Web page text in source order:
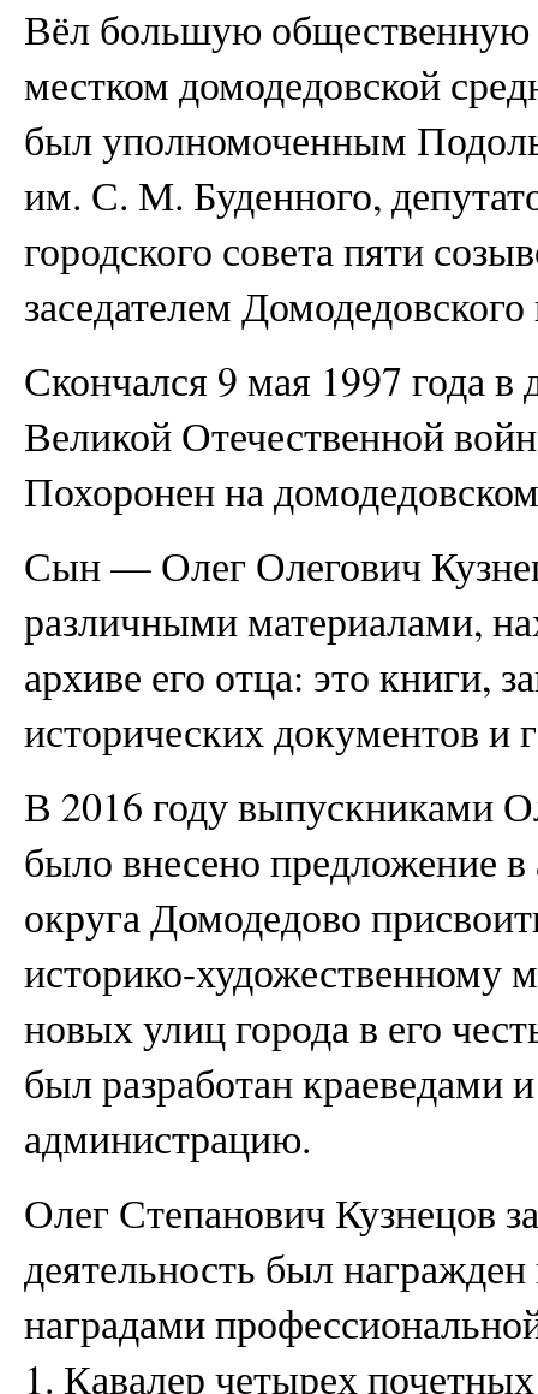
Вёл большую общественную
местком домодедовской
был уполномоченным
им. С. М. Буденного,
городского совета пяти
заседателем
Скончался 9 мая 1997 года
Великой Отечественной
Похоронен на
Сын — Олег Олегович
различными материалами,
архиве его отца: это книги,
исторических документов и
В 2016 году выпускниками
было внесено предложение
округа Домодедово
историко-художественному
новых улиц города в его
был разработан краеведами
администрацию.
Олег Степанович Кузнецов
деятельность был
наградами
1. Кавалер четырех